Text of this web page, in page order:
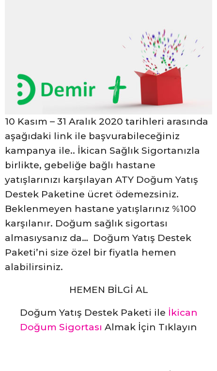
10 Kasım – 31 Aralık 2020 tarihleri arasında
aşağıdaki link ile başvurabileceğiniz
kampanya ile.. İkican Sağlık Sigortanızla
birlikte, gebeliğe bağlı hastane
yatışlarınızı karşılayan ATY Doğum Yatış
Destek Paketine ücret ödemezsiniz.
Beklenmeyen hastane yatışlarınız %100
karşılanır. Doğum sağlık sigortası
almasıysanız da… Doğum Yatış Destek
Paketi’ni size özel bir fiyatla hemen
alabilirsiniz.
HEMEN BİLGİ AL
Doğum Yatış Destek Paketi ile İkican
Doğum Sigortası Almak İçin Tıklayın